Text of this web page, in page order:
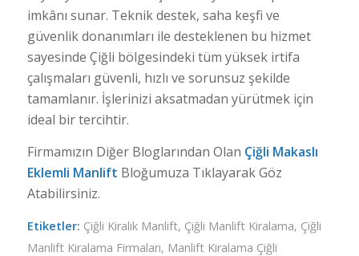
imkânı sunar. Teknik destek, saha keşfi ve
güvenlik donanımları ile desteklenen bu hizmet
sayesinde Çiğli bölgesindeki tüm yüksek irtifa
çalışmaları güvenli, hızlı ve sorunsuz şekilde
tamamlanır. İşlerinizi aksatmadan yürütmek için
ideal bir tercihtir.
Firmamızın Diğer Bloglarından Olan Çiğli Makaslı
Eklemli Manlift Bloğumuza Tıklayarak Göz
Atabilirsiniz.
Etiketler: Çiğli Kiralık Manlift, Çiğli Manlift Kiralama, Çiğli
Manlift Kiralama Firmaları, Manlift Kiralama Çiğli